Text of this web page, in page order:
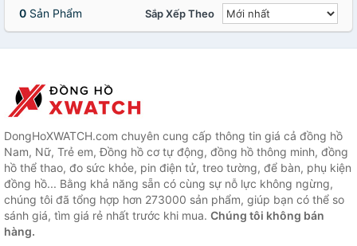
0 Sản Phẩm Sắp Xếp Theo
DongHoXWATCH.com chuyên cung cấp thông tin giá cả đồng hồ
Nam, Nữ, Trẻ em, Đồng hồ cơ tự động, đồng hồ thông minh, đồng
hồ thể thao, đo sức khỏe, pin điện tử, treo tường, để bàn, phụ kiện
đồng hồ... Bằng khả năng sẵn có cùng sự nỗ lực không ngừng,
chúng tôi đã tổng hợp hơn 273000 sản phẩm, giúp bạn có thể so
sánh giá, tìm giá rẻ nhất trước khi mua. Chúng tôi không bán
hàng.